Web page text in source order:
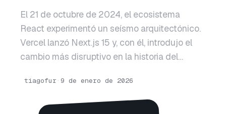
Español
English
El 21 de octubre de 2024, el ecosistema
React experimentó un seísmo arquitectónico.
Vercel lanzó Next.js 15 y, con él, introdujo el
cambio más disruptivo en la historia del…
tiagofur · 9 de enero de 2026